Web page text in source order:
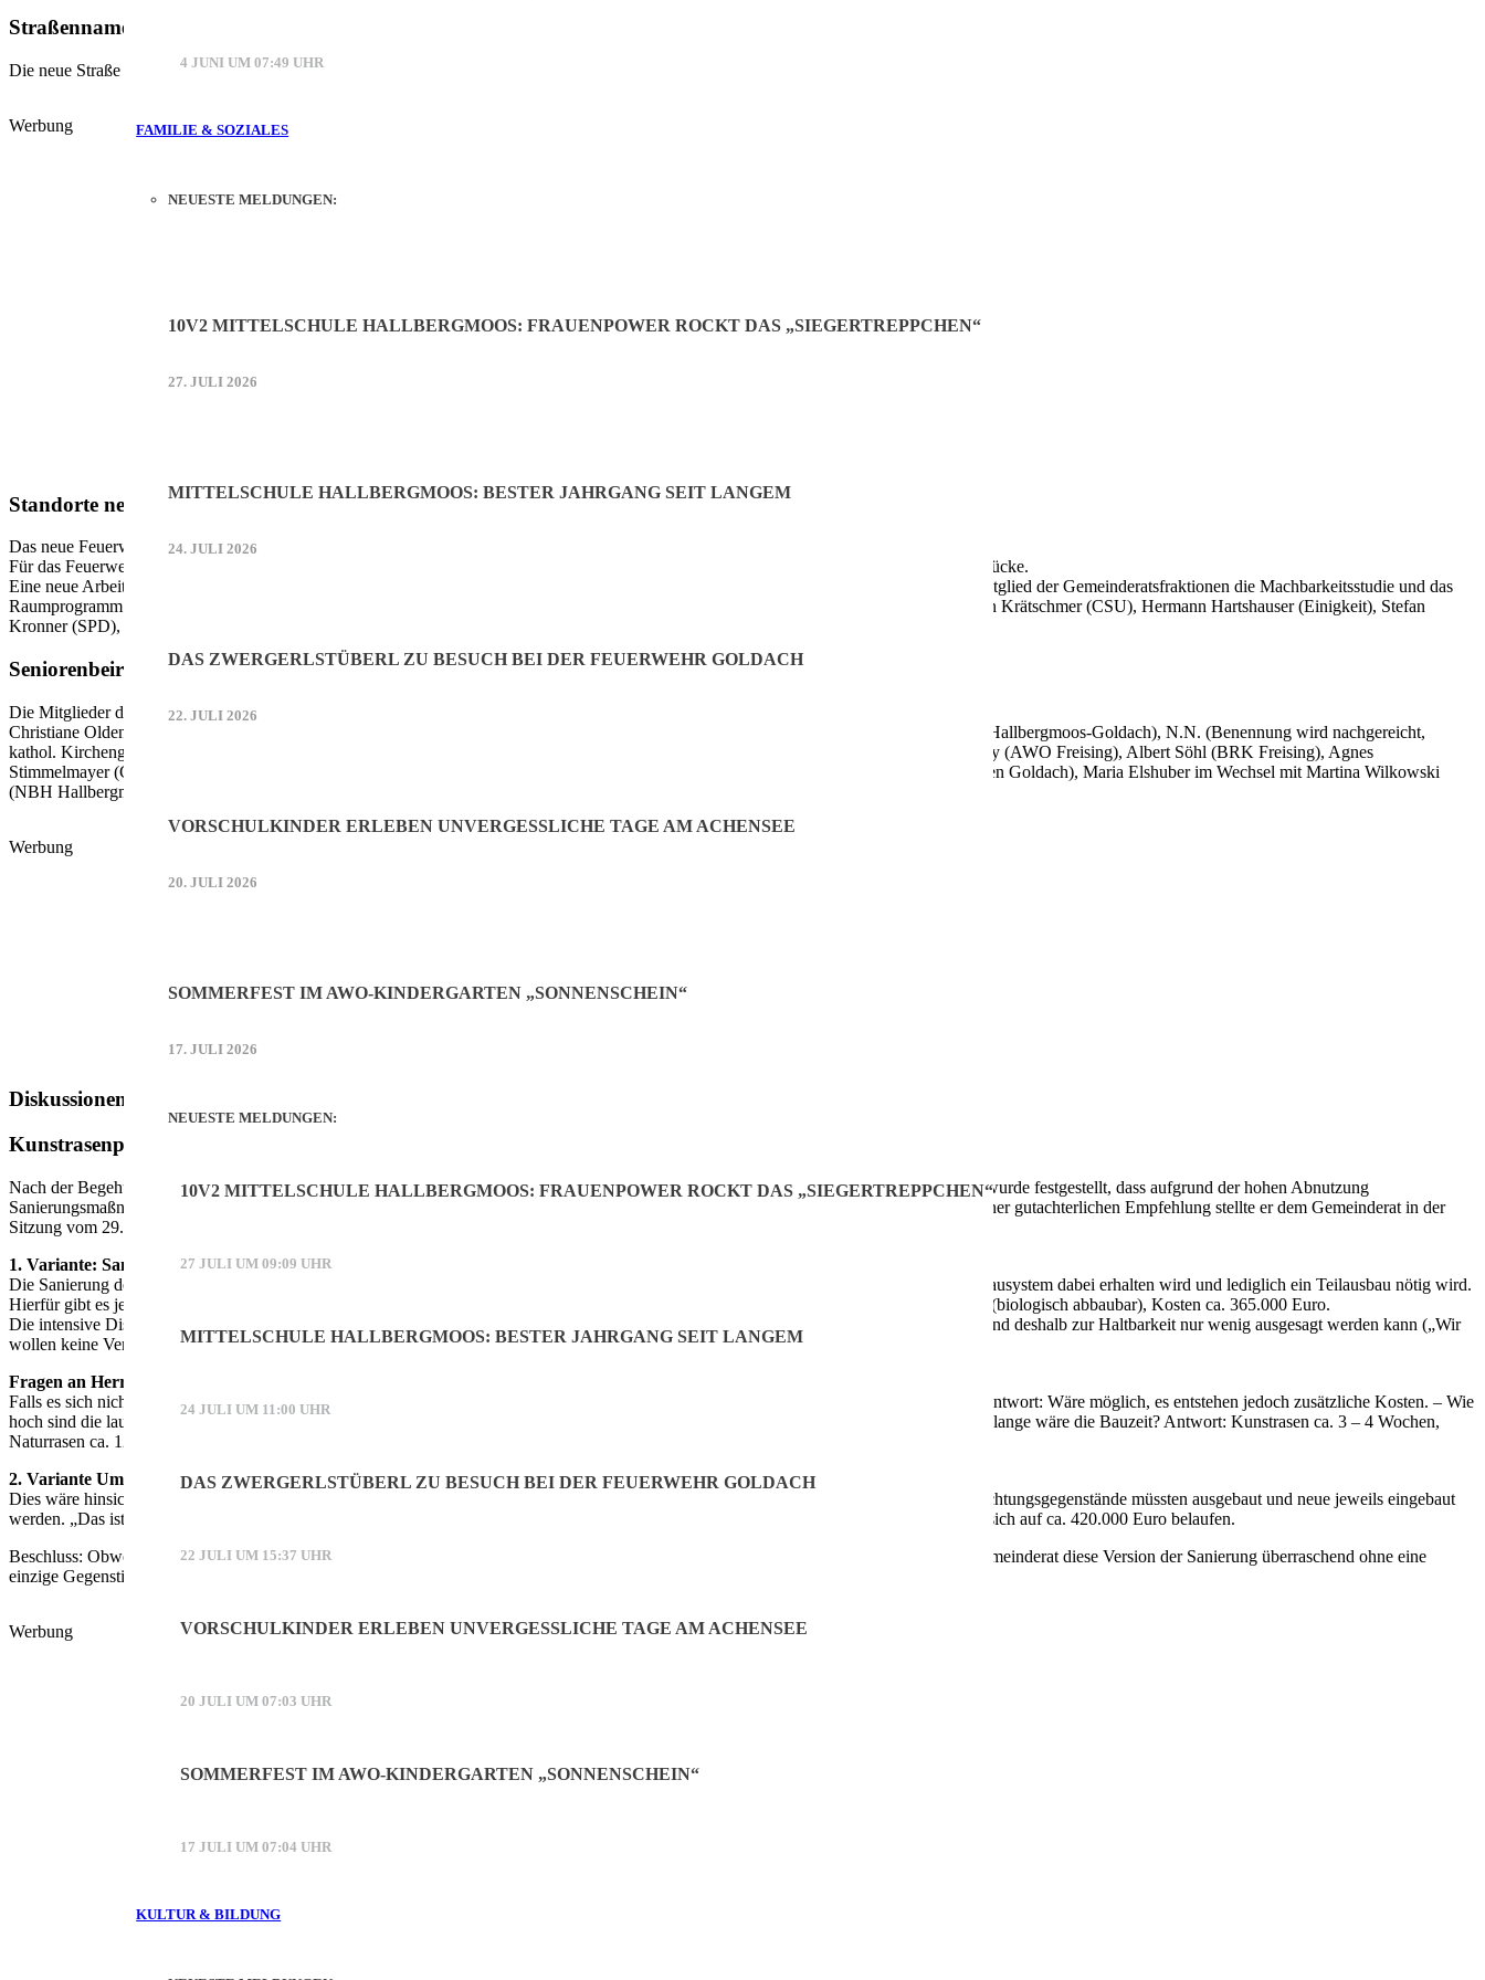
4 JUNI UM 07:49 UHR
FAMILIE & SOZIALES
NEUESTE MELDUNGEN:
10V2 MITTELSCHULE HALLBERGMOOS: FRAUENPOWER ROCKT DAS „SIEGERTREPPCHEN“
27. JULI 2026
MITTELSCHULE HALLBERGMOOS: BESTER JAHRGANG SEIT LANGEM
24. JULI 2026
DAS ZWERGERLSTÜBERL ZU BESUCH BEI DER FEUERWEHR GOLDACH
22. JULI 2026
VORSCHULKINDER ERLEBEN UNVERGESSLICHE TAGE AM ACHENSEE
20. JULI 2026
SOMMERFEST IM AWO-KINDERGARTEN „SONNENSCHEIN“
17. JULI 2026
NEUESTE MELDUNGEN:
10V2 MITTELSCHULE HALLBERGMOOS: FRAUENPOWER ROCKT DAS „SIEGERTREPPCHEN“
27 JULI UM 09:09 UHR
MITTELSCHULE HALLBERGMOOS: BESTER JAHRGANG SEIT LANGEM
24 JULI UM 11:00 UHR
DAS ZWERGERLSTÜBERL ZU BESUCH BEI DER FEUERWEHR GOLDACH
22 JULI UM 15:37 UHR
VORSCHULKINDER ERLEBEN UNVERGESSLICHE TAGE AM ACHENSEE
20 JULI UM 07:03 UHR
SOMMERFEST IM AWO-KINDERGARTEN „SONNENSCHEIN“
17 JULI UM 07:04 UHR
KULTUR & BILDUNG
Straßenname im Bebauungsplangebiet Mittermeierweg/Weidenweg
Die neue Straße im Bebauungsplangebiet erhält den Namen „Kronauerweg“.
Werbung
Standorte neue Feuerwehrhäuser Hallbergmoos und Goldach
Das neue Feuerwehrhaus Hallbergmoos wird an der Predazzoallee/Am Söldnermoos errichtet.
Für das Feuerwehrhaus Goldach ergeht der Auftrag an die Verwaltung zu Grundstücksverhandlungen über die in Frage kommenden Grundstücke.
Eine neue Arbeitsgruppe „Feuerwehrhäuser“ soll gemeinsam mit dem Planungsbüro Rentz, den Feuerwehrkommandanten sowie je einem Mitglied der Gemeinderatsfraktionen die Machbarkeitsstudie und das
Raumprogramm für die endgültige Beschlussfassung durch den Gemeinderat zum Abschluss bringen. Die Arbeitsgruppe besteht aus Christian Krätschmer (CSU), Hermann Hartshauser (Einigkeit), Stefan
Kronner (SPD), Sabina Brosch (Grüne) und Thomas Henning (FW).
Seniorenbeirat 2020 – 2026
Die Mitglieder des Seniorenbeirats für die aktuelle Sitzungsperiode:
Christiane Oldenburg-Balden, Vorsitzende (Ref. f. Senioren und Inklusion), Karin Eigeldinger, stellv. Vorsitzende (evang. Kirchengemeinde Hallbergmoos-Goldach), N.N. (Benennung wird nachgereicht,
kathol. Kirchengemeinde Hallbergmoos-Goldach), Enza Schünemann (AK behinderten- und kinderwagengerechte Gde.), Agnes Matschinsky (AWO Freising), Albert Söhl (BRK Freising), Agnes
Stimmelmayer (Caritas-Zentrum, geronto-psych. Fachberatung), Adelheid Franzspeck (Frauen St. Theresia), Lieselotte Schiele (Kathol. Frauen Goldach), Maria Elshuber im Wechsel mit Martina Wilkowski
(NBH Hallbergmoos), Claudia Hatton (Senioren-Zentrum), Brigitte Sageder (VdK) und Sieglinde Haas (VfB Hallbergmoos-Goldach.
Werbung
Diskussionen – Beschlüsse
Kunstrasenplatz Sport- und Freizeitpark Hallbergmoos
Nach der Begehung des Kunstrasenspielfeldes am Sportpark Hallbergmoos mit Herrn Baumann vom Ingenieurbüro Baumann im Mai 2019 wurde festgestellt, dass aufgrund der hohen Abnutzung
Sanierungsmaßnahmen dringend nötig sind. Herr Baumann wurde mit der Erstellung einer Machbarkeitsstudie beauftragt. Zusammen mit seiner gutachterlichen Empfehlung stellte er dem Gemeinderat in der
Sitzung vom 29. September die verschiedenen Möglichkeiten der Sanierung vor.
1. Variante: Sanierung des Kunstrasenspielfelds
Die Sanierung des Kunstrasenspielfelds hält Herr Baumann für die ökologisch und ökonomisch sinnvollste Variante, da das bestehende Aufbausystem dabei erhalten wird und lediglich ein Teilausbau nötig wird.
Hierfür gibt es jedoch zwei Varianten, nämlich (1) unverfüllt (Teilfüllung mit Sand), Kosten ca. 400.000 Euro, oder verfüllt mit Bio-Granulat (biologisch abbaubar), Kosten ca. 365.000 Euro.
Die intensive Diskussion bezog sich vor allem darauf, dass es zu der Verfüllung mit Bio-Granulat noch keine langfristigen Erfahrungen gibt und deshalb zur Haltbarkeit nur wenig ausgesagt werden kann („Wir
wollen keine Versuchskaninchen sein.“).
Fragen an Herrn Baumann:
Falls es sich nicht bewähren sollte, könnte man dann das Granulat nach einem festgelegten Zeitraum ohne größeren Aufwand austauschen? Antwort: Wäre möglich, es entstehen jedoch zusätzliche Kosten. – Wie
hoch sind die laufenden Kosten? Antwort: Nachfüllung abhängig davon, wie viel abgetragen wurde. Die Tonne kostet ca. 1.800 Euro. – Wie lange wäre die Bauzeit? Antwort: Kunstrasen ca. 3 – 4 Wochen,
Naturrasen ca. 12 Wochen. – Gibt es einen günstigen Zeitpunkt für die Sanierung: Antwort: Das Wetter sollte einigermaßen beständig sein.
2. Variante Umbau Kunstrasen in Naturrasen-Spielfeld
Dies wäre hinsichtlich Kosten und Arbeitsaufwand sehr aufwendig, da das komplette System ausgetauscht werden müsste, Regner und Einrichtungsgegenstände müssten ausgebaut und neue jeweils eingebaut
werden. „Das ist, als würde man ein funktionsfähiges Spielfeld herausreißen und neu bauen“, so Herr Baumann. Die Kosten hierfür würden sich auf ca. 420.000 Euro belaufen.
Beschluss: Obwohl während der Diskussion zahlreiche Einwände gegen die Verfüllung mit Bio-Granulat geäußert wurden, beschloss der Gemeinderat diese Version der Sanierung überraschend ohne eine
einzige Gegenstimme.
Werbung